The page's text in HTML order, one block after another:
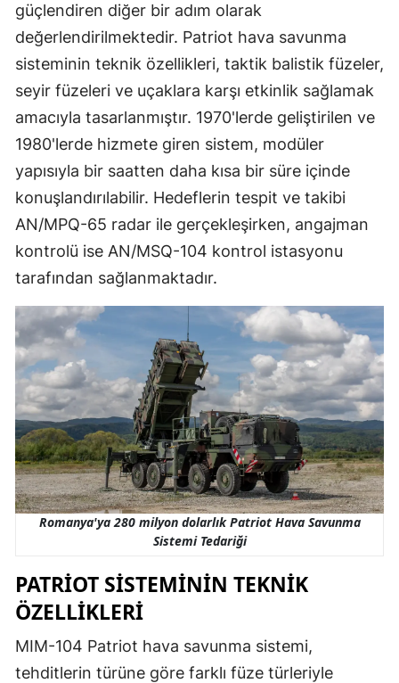
güçlendiren diğer bir adım olarak
değerlendirilmektedir. Patriot hava savunma
sisteminin teknik özellikleri, taktik balistik füzeler,
seyir füzeleri ve uçaklara karşı etkinlik sağlamak
amacıyla tasarlanmıştır. 1970'lerde geliştirilen ve
1980'lerde hizmete giren sistem, modüler
yapısıyla bir saatten daha kısa bir süre içinde
konuşlandırılabilir. Hedeflerin tespit ve takibi
AN/MPQ-65 radar ile gerçekleşirken, angajman
kontrolü ise AN/MSQ-104 kontrol istasyonu
tarafından sağlanmaktadır.
Romanya'ya 280 milyon dolarlık Patriot Hava Savunma
Sistemi Tedariği
PATRIOT SISTEMININ TEKNIK
ÖZELLIKLERI
MIM-104 Patriot hava savunma sistemi,
tehditlerin türüne göre farklı füze türleriyle